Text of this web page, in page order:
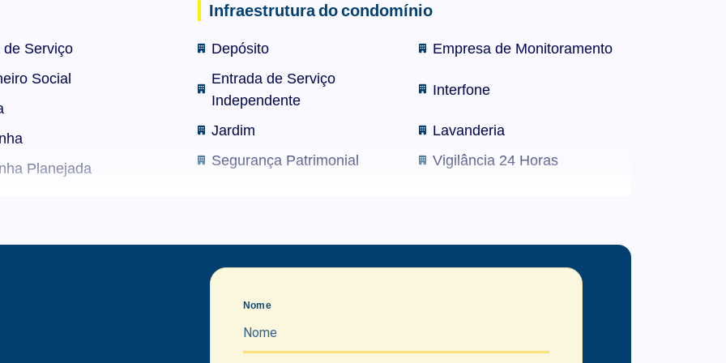
1 quarto com sacada e closet
sacada com vista livre
ótimo estado
e cerca elétrica
do fogão a lenha
Serviço
Social
Planejada
Infraestrutura do condomínio
Depósito
Empresa de Monitoramento
Entrada de Serviço
Independente
Interfone
Jardim
Lavanderia
Segurança Patrimonial
Vigilância 24 Horas
Nome